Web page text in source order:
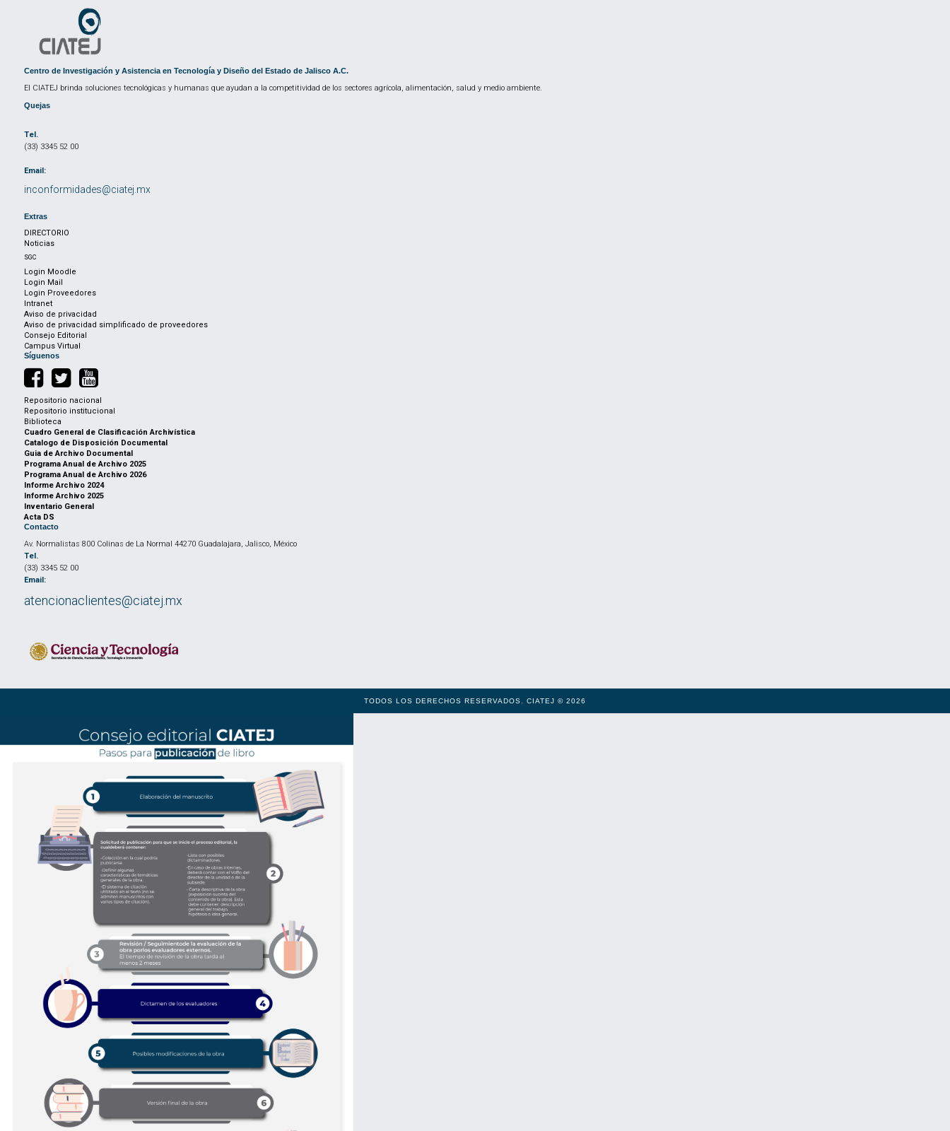
Centro de Investigación y Asistencia en Tecnología y Diseño del Estado de Jalisco A.C.
El CIATEJ brinda soluciones tecnológicas y humanas que ayudan a la competitividad de los sectores agrícola, alimentación, salud y medio ambiente.
Quejas
Tel.
(33) 3345 52 00
Email:
inconformidades@ciatej.mx
Extras
DIRECTORIO
Noticias
SGC
Login Moodle
Login Mail
Login Proveedores
Intranet
Aviso de privacidad
Aviso de privacidad simplificado de proveedores
Consejo Editorial
Campus Virtual
Síguenos
Repositorio nacional
Repositorio institucional
Biblioteca
Cuadro General de Clasificación Archivística
Catalogo de Disposición Documental
Guia de Archivo Documental
Programa Anual de Archivo 2025
Programa Anual de Archivo 2026
Informe Archivo 2024
Informe Archivo 2025
Inventario General
Acta DS
Contacto
Av. Normalistas 800 Colinas de La Normal 44270 Guadalajara, Jalisco, México
Tel.
(33) 3345 52 00
Email:
atencionaclientes@ciatej.mx
TODOS LOS DERECHOS RESERVADOS. CIATEJ © 2026